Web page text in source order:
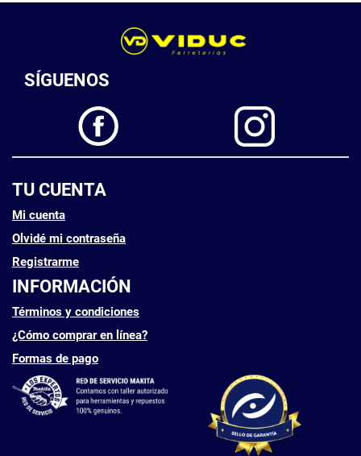
SÍGUENOS
TU CUENTA
Mi cuenta
Olvidé mi contraseña
Registrarme
INFORMACIÓN
Términos y condiciones
¿Cómo comprar en línea?
Formas de pago